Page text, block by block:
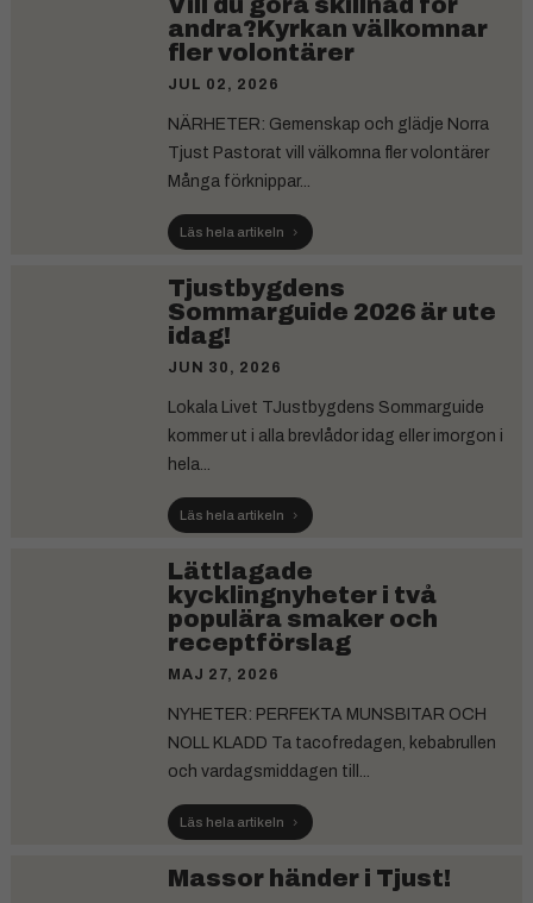
andra?Kyrkan välkomnar
fler volontärer
JUL 02, 2026
NÄRHETER: Gemenskap och glädje Norra
Tjust Pastorat vill välkomna fler volontärer
Många förknippar...
Läs hela artikeln
Tjustbygdens
Sommarguide 2026 är ute
idag!
JUN 30, 2026
Lokala Livet TJustbygdens Sommarguide
kommer ut i alla brevlådor idag eller imorgon i
hela...
Läs hela artikeln
Lättlagade
kycklingnyheter i två
populära smaker och
receptförslag
MAJ 27, 2026
NYHETER: PERFEKTA MUNSBITAR OCH
NOLL KLADD Ta tacofredagen, kebabrullen
och vardagsmiddagen till...
Läs hela artikeln
Massor händer i Tjust!